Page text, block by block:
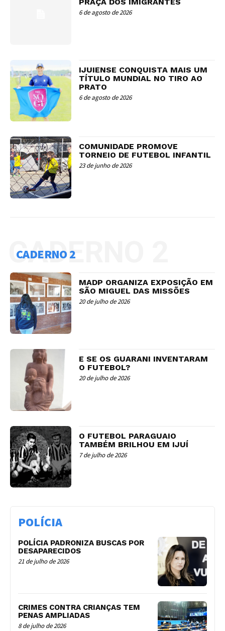
6 de agosto de 2026
IJUIENSE CONQUISTA MAIS UM
TÍTULO MUNDIAL NO TIRO AO
PRATO
6 de agosto de 2026
COMUNIDADE PROMOVE
TORNEIO DE FUTEBOL INFANTIL
23 de junho de 2026
CADERNO 2
CADERNO 2
MADP ORGANIZA EXPOSIÇÃO EM
SÃO MIGUEL DAS MISSÕES
20 de julho de 2026
E SE OS GUARANI INVENTARAM
O FUTEBOL?
20 de julho de 2026
O FUTEBOL PARAGUAIO
TAMBÉM BRILHOU EM IJUÍ
7 de julho de 2026
POLÍCIA
POLÍCIA PADRONIZA BUSCAS POR
DESAPARECIDOS
21 de julho de 2026
CRIMES CONTRA CRIANÇAS TEM
PENAS AMPLIADAS
8 de julho de 2026